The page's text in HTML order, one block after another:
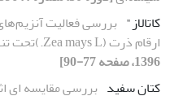
کاتالاز" بررسی فعالیت
ارقام ذرت (Zea mays L.)تحت تنش شوری
1396، صفحه 77-90]
کتان سفید بررسی مقایسه ای